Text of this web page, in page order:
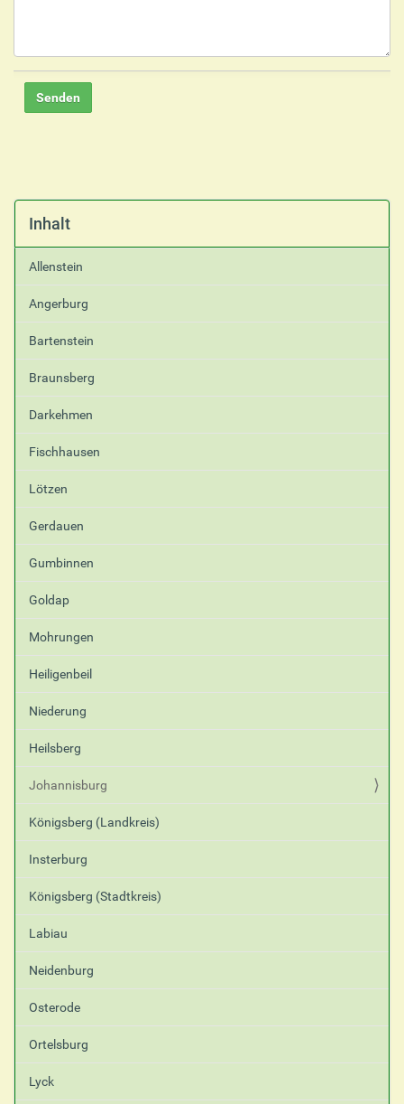
Inhalt
Allenstein
Angerburg
Bartenstein
Braunsberg
Darkehmen
Fischhausen
Lötzen
Gerdauen
Gumbinnen
Goldap
Mohrungen
Heiligenbeil
Niederung
Heilsberg
Johannisburg
Königsberg (Landkreis)
Insterburg
Königsberg (Stadtkreis)
Labiau
Neidenburg
Osterode
Ortelsburg
Lyck